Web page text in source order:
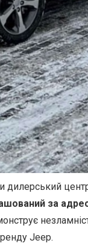
дилерський
за
Jeep.